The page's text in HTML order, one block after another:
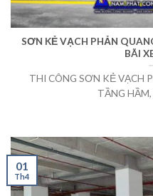
SƠN KẺ VẠCH PHẢN
BÃI
THI CÔNG SƠN KẺ VẠCH
TẦNG HẦM,
01
Th4